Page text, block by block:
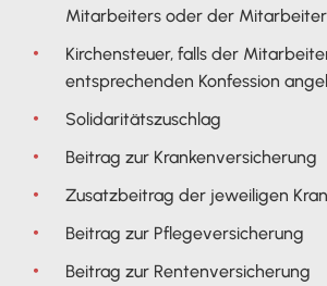
Mitarbeiters oder der
Kirchensteuer, falls der
entsprechenden Konfession
Solidaritätszuschlag
Beitrag zur Krankenversicherung
Zusatzbeitrag der jeweiligen
Beitrag zur Pflegeversicherung
Beitrag zur Rentenversicherung